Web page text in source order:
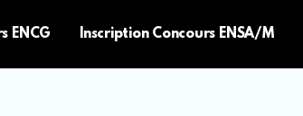
ENCG Inscription Concours ENSA/M